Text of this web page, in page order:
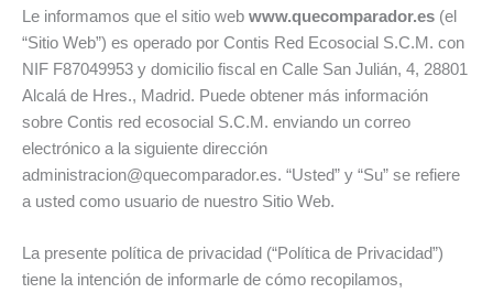
Le informamos que el sitio web www.quecomparador.es (el
“Sitio Web”) es operado por Contis Red Ecosocial S.C.M. con
NIF F87049953 y domicilio fiscal en Calle San Julián, 4, 28801
Alcalá de Hres., Madrid. Puede obtener más información
sobre Contis red ecosocial S.C.M. enviando un correo
electrónico a la siguiente dirección
administracion@quecomparador.es. “Usted” y “Su” se refiere
a usted como usuario de nuestro Sitio Web.
La presente política de privacidad (“Política de Privacidad”)
tiene la intención de informarle de cómo recopilamos,